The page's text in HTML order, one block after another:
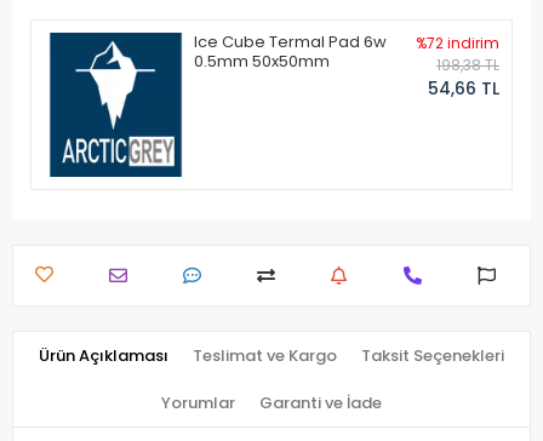
Ice Cube Termal Pad 6w
0.5mm 50x50mm
%72 indirim
198,38 TL
54,66 TL
Ürün Açıklaması Teslimat ve Kargo Taksit Seçenekleri
Yorumlar Garanti ve İade